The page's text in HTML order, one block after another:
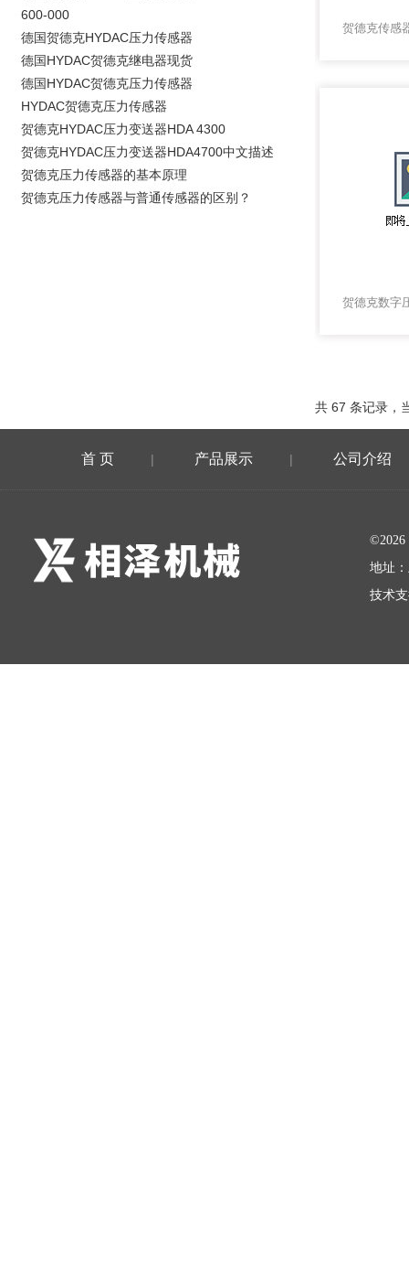
共 67 条记录
600-000
德国贺德克HYDAC压力传感器
德国HYDAC贺德克继电器现货
德国HYDAC贺德克压力传感器
HYDAC贺德克压力传感器
贺德克HYDAC压力变送器HDA 4300
贺德克HYDAC压力变送器HDA4700中文描述
贺德克压力传感器的基本原理
贺德克压力传感器与普通传感器的区别？
首 页 | 产品展示 | 公司介绍
地址
技术